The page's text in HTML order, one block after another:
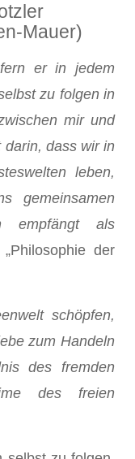
Mauer)
er in jedem
zu folgen in
mir und
darin, dass wir in
leben,
gemeinsamen
empfängt als
der
schöpfen,
zum Handeln
des fremden
des freien